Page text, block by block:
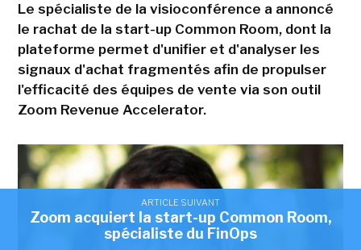
ARTICLE SUIVANT
Zoom acquiert la start-up Common Room,
spécialiste du FinOps
Le spécialiste de la visioconférence a annoncé
le rachat de la start-up Common Room, dont la
plateforme permet d'unifier et d'analyser les
signaux d'achat fragmentés afin de propulser
l'efficacité des équipes de vente via son outil
Zoom Revenue Accelerator.